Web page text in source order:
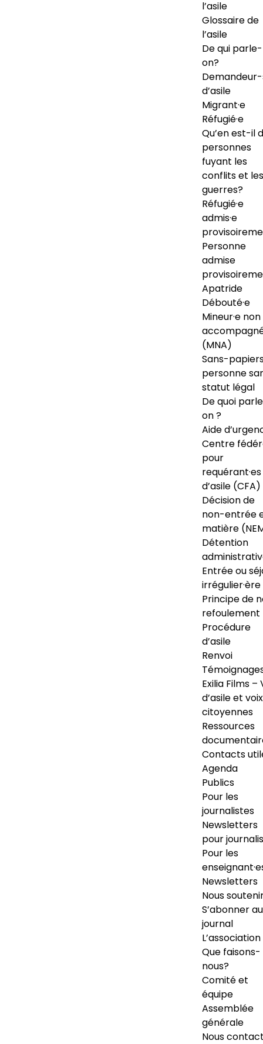
l’asile
Glossaire de
l’asile
De qui
on?
d’asile
Migrant·e
Réfugié·e
Qu’en est-il
personnes
fuyant les
conflits et les
guerres?
Réfugié·e
admis·e
Personne
admise
Apatride
Débouté·e
Mineur·e non
(MNA)
Sans-
personne
statut légal
De quoi
on ?
Aide
Centre
pour
requérant·es
d’asile (CFA)
Décision de
non-entrée
matière
Détention
Entrée ou
irrégulier·ère
Principe de
refoulement
Procédure
d’asile
Renvoi
Exilia Films –
d’asile et voix
citoyennes
Ressources
Contacts
Agenda
Publics
Pour les
journalistes
Newsletters
pour
Pour les
Newsletters
Nous
S’abonner au
journal
L’association
Que faisons-
nous?
Comité et
équipe
Assemblée
générale
Nous